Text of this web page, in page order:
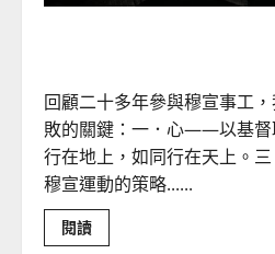
回顧二十多年參與穆宣事工
敗的關鍵：一．心——以基督
行在地上，如同行在天上。
穆宣運動的策略......
閱讀Read
more